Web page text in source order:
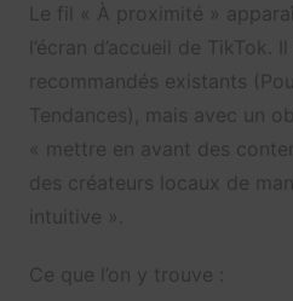
Le fil « À proximité »
l’écran d’accueil de TikTok.
recommandés existants
Tendances), mais avec un
« mettre en avant des
des créateurs locaux de
intuitive ».
Ce que l’on y trouve :